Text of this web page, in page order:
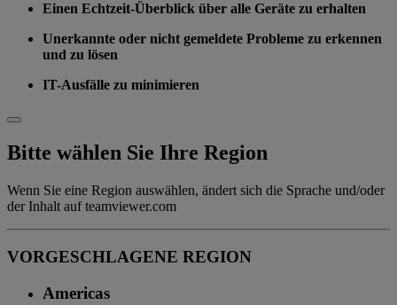
Einen Echtzeit-Überblick über alle Geräte zu erhalten
Unerkannte oder nicht gemeldete Probleme zu erkennen
und zu lösen
IT-Ausfälle zu minimieren
Bitte wählen Sie Ihre Region
Wenn Sie eine Region auswählen, ändert sich die Sprache und/oder
der Inhalt auf teamviewer.com
VORGESCHLAGENE REGION
Americas